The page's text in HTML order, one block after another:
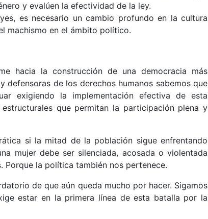
y evalúen la efectividad de la ley.
es necesario un cambio profundo en la cultura
machismo en el ámbito político.
hacia la construcción de una democracia más
defensoras de los derechos humanos sabemos que
exigiendo la implementación efectiva de esta
que permitan la participación plena y
si la mitad de la población sigue enfrentando
mujer debe ser silenciada, acosada o violentada
la política también nos pertenece.
de que aún queda mucho por hacer. Sigamos
estar en la primera línea de esta batalla por la